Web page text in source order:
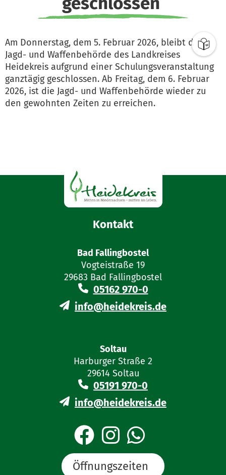
Am Donnerstag, dem 5. Februar 2026, bleibt die
Jagd- und Waffenbehörde des Landkreises
Heidekreis aufgrund einer Schulungsveranstaltung
ganztägig geschlossen. Ab Freitag, dem 6. Februar
2026, ist die Jagd- und Waffenbehörde wieder zu
den gewohnten Zeiten zu erreichen.
Kontakt
Bad Fallingbostel
Vogteistraße 19
29683 Bad Fallingbostel
05162 970-0
info@heidekreis.de
Soltau
Harburger Straße 2
29614 Soltau
05191 970-0
info@heidekreis.de
Öffnungszeiten